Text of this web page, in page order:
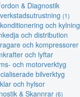
& Diagnostik
(1)
och kylning
och distribution
och kompressorer
och lyftar
och motorverktyg
bilverktyg
och hylsor
& Skannrar (6)